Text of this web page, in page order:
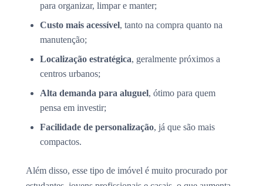
para organizar, limpar e manter;
Custo mais acessível, tanto na compra quanto na
manutenção;
Localização estratégica, geralmente próximos a
centros urbanos;
Alta demanda para aluguel, ótimo para quem
pensa em investir;
Facilidade de personalização, já que são mais
compactos.
Além disso, esse tipo de imóvel é muito procurado por